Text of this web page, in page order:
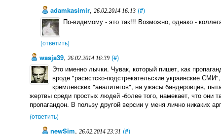
adamkasimir, 26.02.2014 16:13 (#)
По-видимому - это так!!! Возможно, однако -
(ответить)
wasja39,26.02.2014 16:39 (#)
Это именно лычки. Чувак, который пишет, как
вроде "расистско-подстрекательские украинские
кремлевских "аналитегов", на ужасы бандеровцев,
жертвы среди простых людей -более того, намекает, что они
пропагандон. В пользу другой версии у меня лично никаких
(ответить)
newSim, 26.02.2014 23:31 (#)